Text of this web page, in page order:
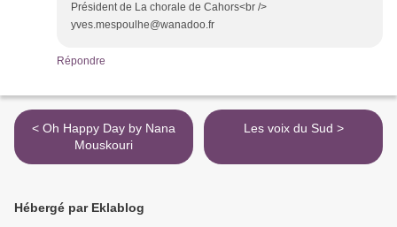
Président de La chorale de Cahors<br />
yves.mespoulhe@wanadoo.fr
Répondre
< Oh Happy Day by Nana
Mouskouri
Les voix du Sud >
Hébergé par Eklablog